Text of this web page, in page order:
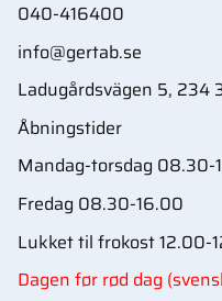
040-416400
info@gertab.se
Ladugårdsvägen 5, 234
Åbningstider
Mandag-torsdag 08.30-
Fredag 08.30-16.00
Lukket til frokost 12.00-
Dagen før rød dag